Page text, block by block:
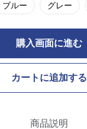
ブルー グレー
購入画面に進む
カートに追加する
商品説明